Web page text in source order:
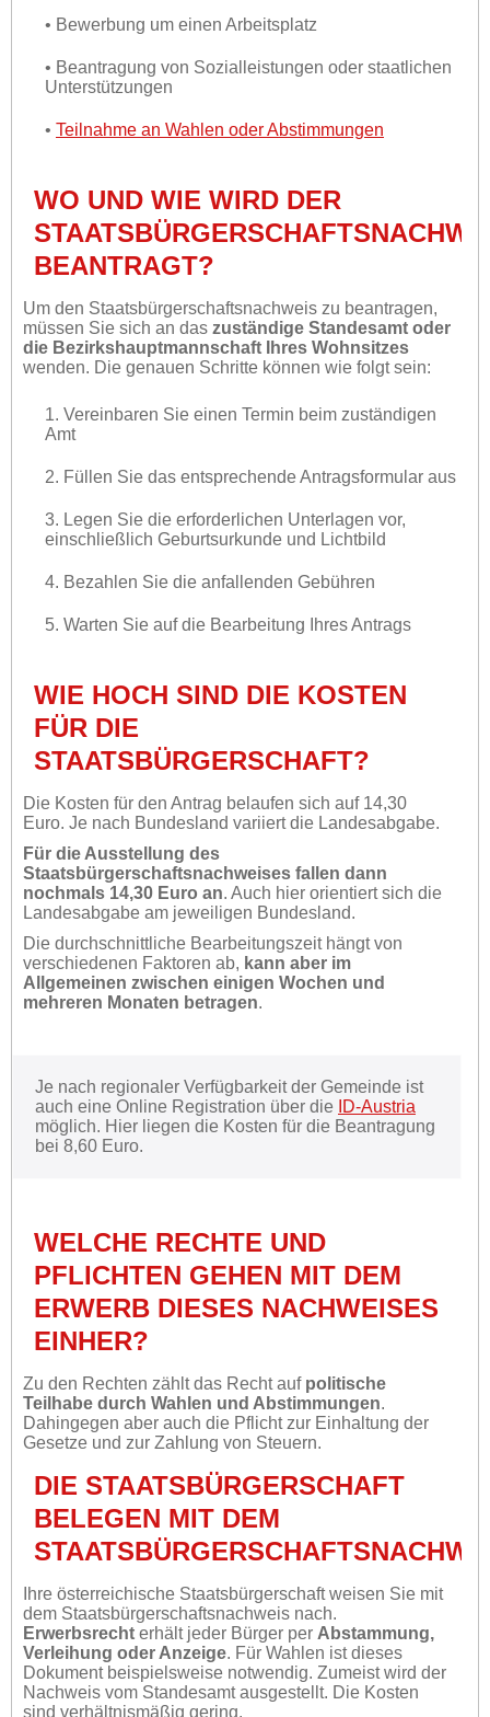
• Bewerbung um einen Arbeitsplatz
• Beantragung von Sozialleistungen oder staatlichen
Unterstützungen
• Teilnahme an Wahlen oder Abstimmungen
WO UND WIE WIRD DER
BEANTRAGT?
Um den Staatsbürgerschaftsnachweis zu beantragen,
müssen Sie sich an das zuständige Standesamt oder
die Bezirkshauptmannschaft Ihres Wohnsitzes
wenden. Die genauen Schritte können wie folgt sein:
1. Vereinbaren Sie einen Termin beim zuständigen
Amt
2. Füllen Sie das entsprechende Antragsformular aus
3. Legen Sie die erforderlichen Unterlagen vor,
einschließlich Geburtsurkunde und Lichtbild
4. Bezahlen Sie die anfallenden Gebühren
5. Warten Sie auf die Bearbeitung Ihres Antrags
WIE HOCH SIND DIE KOSTEN
FÜR DIE
STAATSBÜRGERSCHAFT?
Die Kosten für den Antrag belaufen sich auf 14,30
Euro. Je nach Bundesland variiert die Landesabgabe.
Für die Ausstellung des
Staatsbürgerschaftsnachweises fallen dann
nochmals 14,30 Euro an. Auch hier orientiert sich die
Landesabgabe am jeweiligen Bundesland.
Die durchschnittliche Bearbeitungszeit hängt von
verschiedenen Faktoren ab, kann aber im
Allgemeinen zwischen einigen Wochen und
mehreren Monaten betragen.
Je nach regionaler Verfügbarkeit der Gemeinde ist
auch eine Online Registration über die ID-Austria
möglich. Hier liegen die Kosten für die Beantragung
bei 8,60 Euro.
WELCHE RECHTE UND
PFLICHTEN GEHEN MIT DEM
ERWERB DIESES NACHWEISES
EINHER?
Zu den Rechten zählt das Recht auf politische
Teilhabe durch Wahlen und Abstimmungen.
Dahingegen aber auch die Pflicht zur Einhaltung der
Gesetze und zur Zahlung von Steuern.
DIE STAATSBÜRGERSCHAFT
BELEGEN MIT DEM
Ihre österreichische Staatsbürgerschaft weisen Sie mit
dem Staatsbürgerschaftsnachweis nach.
Erwerbsrecht erhält jeder Bürger per Abstammung,
Verleihung oder Anzeige. Für Wahlen ist dieses
Dokument beispielsweise notwendig. Zumeist wird der
Nachweis vom Standesamt ausgestellt. Die Kosten
sind verhältnismäßig gering.